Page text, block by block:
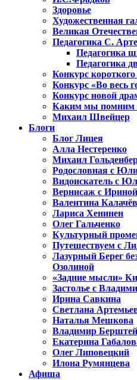
Здоровье
Художественная
Великая
Педагогика С.
Педагогика
Педагогика
Конкурс короткого
Конкурс «Во весь
Конкурс новой
Каким мы помним
Михаил Швейцер
Блоги
Блог Лицея
Алла Нестеренко
Михаил
Родословная с
Видоискатель с
Вернисаж с
Валентина
Лариса Хенинен
Олег Гальченко
Культурный
Путешествуем с
Лазурный Берег
Озолиной
«Задние мысли»
Застолье с
Ирина Савкина
Светлана
Наталья Мешкова
Владимир
Екатерина
Олег Липовецкий
Илона Румянцева
Афиша